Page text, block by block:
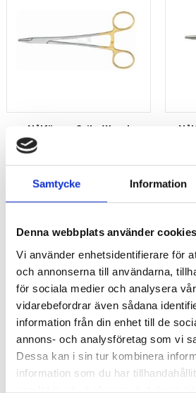
Samtycke Information
Denna webbplats använder cookies
Vi använder enhetsidentifierare för
och annonserna till användarna,
för sociala medier och analysera
vidarebefordrar även sådana
information från din enhet till de
annons- och analysföretag som vi
Dessa kan i sin tur kombinera
information som du har
Nålförare Crile-Wood
1 695kr
Beställningsvara
35 %
Lägg till i